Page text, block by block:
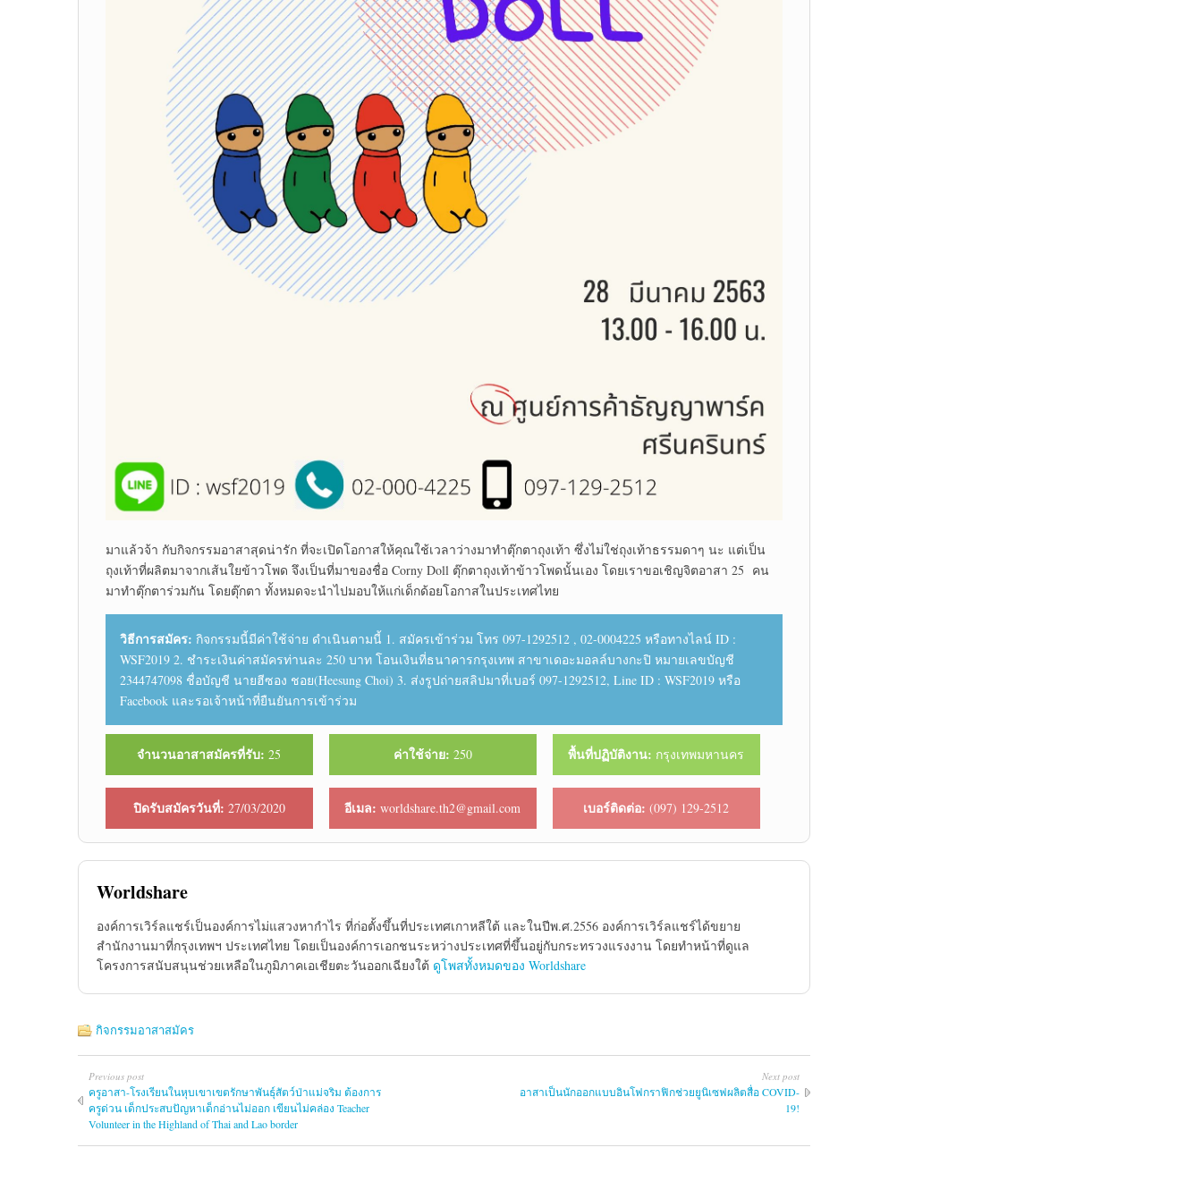
มาแล้วจ้า กับกิจกรรมอาสาสุดน่ารัก ที่จะเปิดโอกาสให้คุณใช้เวลาว่างมาทำตุ๊กตาถุงเท้า ซึ่งไม่ใช่ถุงเท้าธรรมดาๆ นะ แต่เป็น
ถุงเท้าที่ผลิตมาจากเส้นใยข้าวโพด จึงเป็นที่มาของชื่อ Corny Doll ตุ๊กตาถุงเท้าข้าวโพดนั้นเอง โดยเราขอเชิญจิตอาสา 25 คน
มาทำตุ๊กตาร่วมกัน โดยตุ๊กตา ทั้งหมดจะนำไปมอบให้แก่เด็กด้อยโอกาสในประเทศไทย
วิธีการสมัคร: กิจกรรมนี้มีค่าใช้จ่าย ดำเนินตามนี้ 1. สมัครเข้าร่วม โทร 097-1292512 , 02-0004225 หรือทางไลน์ ID :
WSF2019 2. ชำระเงินค่าสมัครท่านละ 250 บาท โอนเงินที่ธนาคารกรุงเทพ สาขาเดอะมอลล์บางกะปิ หมายเลขบัญชี
2344747098 ชื่อบัญชี นายฮีซอง ชอย(Heesung Choi) 3. ส่งรูปถ่ายสลิปมาที่เบอร์ 097-1292512, Line ID : WSF2019 หรือ
Facebook และรอเจ้าหน้าที่ยืนยันการเข้าร่วม
จำนวนอาสาสมัครที่รับ: 25 ค่าใช้จ่าย: 250 พื้นที่ปฏิบัติงาน: กรุงเทพมหานคร
ปิดรับสมัครวันที่: 27/03/2020 อีเมล: worldshare.th2@gmail.com เบอร์ติดต่อ: (097) 129-2512
Worldshare
องค์การเวิร์ลแชร์เป็นองค์การไม่แสวงหากำไร ที่ก่อตั้งขึ้นที่ประเทศเกาหลีใต้ และในปีพ.ศ.2556 องค์การเวิร์ลแชร์ได้ขยาย
สำนักงานมาที่กรุงเทพฯ ประเทศไทย โดยเป็นองค์การเอกชนระหว่างประเทศที่ขึ้นอยู่กับกระทรวงแรงงาน โดยทำหน้าที่ดูแล
โครงการสนับสนุนช่วยเหลือในภูมิภาคเอเชียตะวันออกเฉียงใต้ ดูโพสทั้งหมดของ Worldshare
กิจกรรมอาสาสมัคร
Previous post
ครูอาสา-โรงเรียนในหุบเขาเขตรักษาพันธุ์สัตว์ป่าแม่จริม ต้องการ
ครูด่วน เด็กประสบปัญหาเด็กอ่านไม่ออก เขียนไม่คล่อง Teacher
Volunteer in the Highland of Thai and Lao border
Next post
อาสาเป็นนักออกแบบอินโฟกราฟิกช่วยยูนิเซฟผลิตสื่อ COVID-
19!